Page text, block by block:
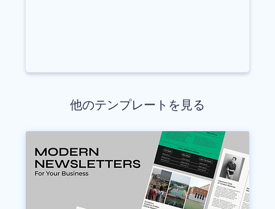
他のテンプレートを見る